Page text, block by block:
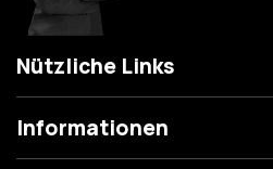
Nützliche Links
Informationen